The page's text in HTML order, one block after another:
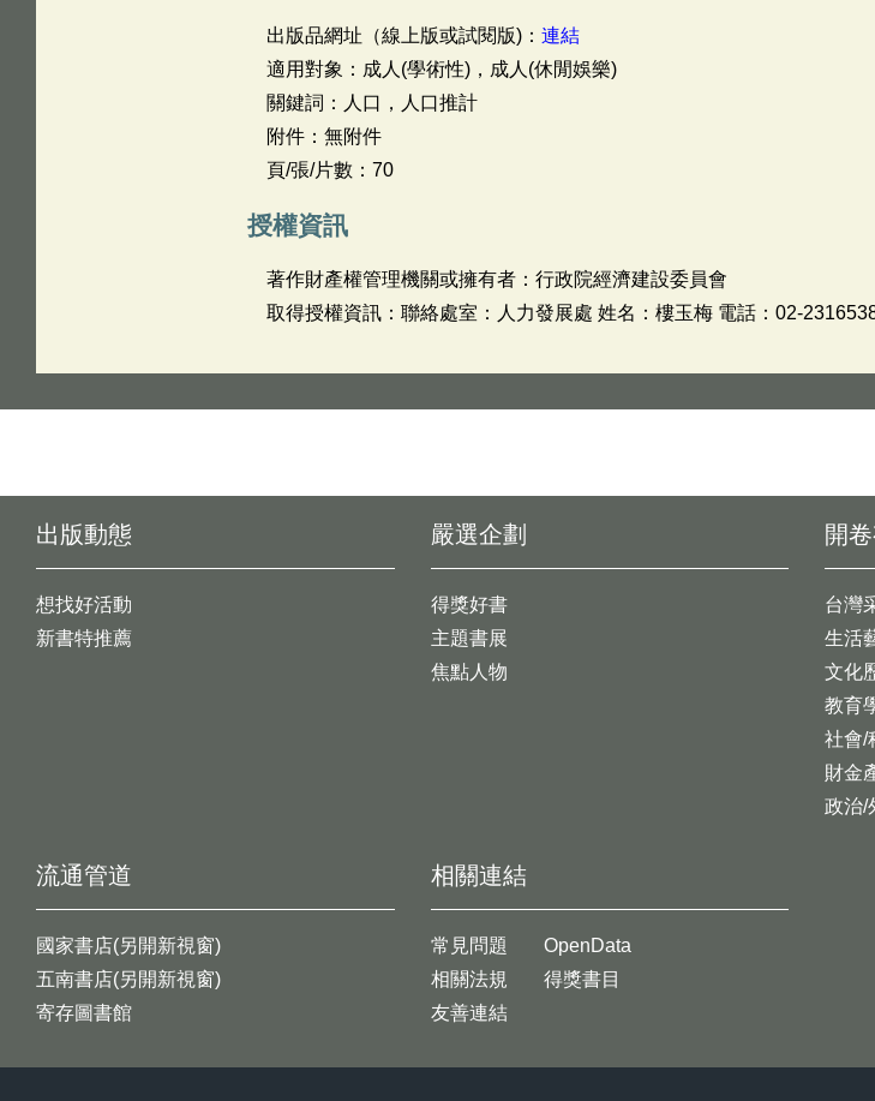
出版品網址（線上版或試閱版)： 連結
適用對象：成人(學術性)，成人(休閒娛樂)
關鍵詞：人口，人口推計
附件：無附件
頁/張/片數：70
授權資訊
著作財產權管理機關或擁有者：行政院經濟建設委員會
取得授權資訊：聯絡處室：人力發展處 姓名：樓玉梅 電話：02-
出版動態
想找好活動
新書特推薦
開
台灣
生活
文化
教育
社會/
財金
政治/
嚴選企劃
得獎好書
主題書展
焦點人物
流通管道
國家書店(另開新視窗)
五南書店(另開新視窗)
寄存圖書館
相關連結
常見問題
相關法規
友善連結
OpenData
得獎書目